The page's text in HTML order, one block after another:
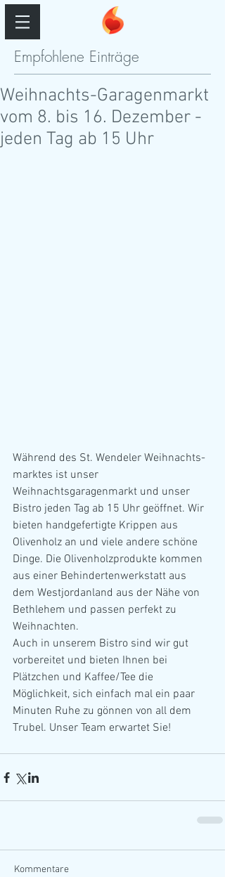
Empfohlene Einträge
Weihnachts-Garagenmarkt
vom 8. bis 16. Dezember -
jeden Tag ab 15 Uhr
Während des St. Wendeler Weihnachts-
marktes ist unser
Weihnachtsgaragenmarkt und unser
Bistro jeden Tag ab 15 Uhr geöffnet. Wir
bieten handgefertigte Krippen aus
Olivenholz an und viele andere schöne
Dinge. Die Olivenholzprodukte kommen
aus einer Behindertenwerkstatt aus
dem Westjordanland aus der Nähe von
Bethlehem und passen perfekt zu
Weihnachten.
Auch in unserem Bistro sind wir gut
vorbereitet und bieten Ihnen bei
Plätzchen und Kaffee/Tee die
Möglichkeit, sich einfach mal ein paar
Minuten Ruhe zu gönnen von all dem
Trubel. Unser Team erwartet Sie!
Kommentare